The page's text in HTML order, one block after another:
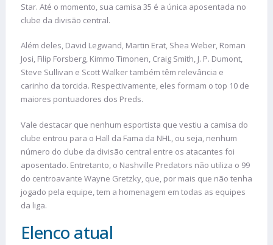
Star. Até o momento, sua camisa 35 é a única aposentada no
clube da divisão central.
Além deles, David Legwand, Martin Erat, Shea Weber, Roman
Josi, Filip Forsberg, Kimmo Timonen, Craig Smith, J. P. Dumont,
Steve Sullivan e Scott Walker também têm relevância e
carinho da torcida. Respectivamente, eles formam o top 10 de
maiores pontuadores dos Preds.
Vale destacar que nenhum esportista que vestiu a camisa do
clube entrou para o Hall da Fama da NHL, ou seja, nenhum
número do clube da divisão central entre os atacantes foi
aposentado. Entretanto, o Nashville Predators não utiliza o 99
do centroavante Wayne Gretzky, que, por mais que não tenha
jogado pela equipe, tem a homenagem em todas as equipes
da liga.
Elenco atual